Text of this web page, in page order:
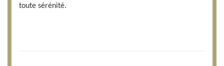
toute sérénité.